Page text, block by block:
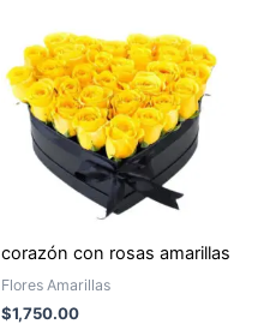
corazón con rosas amarillas
Flores Amarillas
$1,750.00